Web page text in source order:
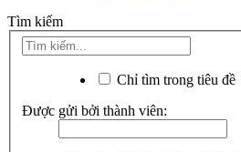
Tìm kiếm
Chỉ tìm trong tiêu đề
Được gửi bởi thành viên: